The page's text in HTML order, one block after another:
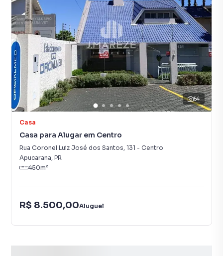
54
Casa
Casa para Alugar em Centro
Rua Coronel Luiz José dos Santos, 131 - Centro
Apucarana, PR
450m²
R$ 8.500,00Aluguel